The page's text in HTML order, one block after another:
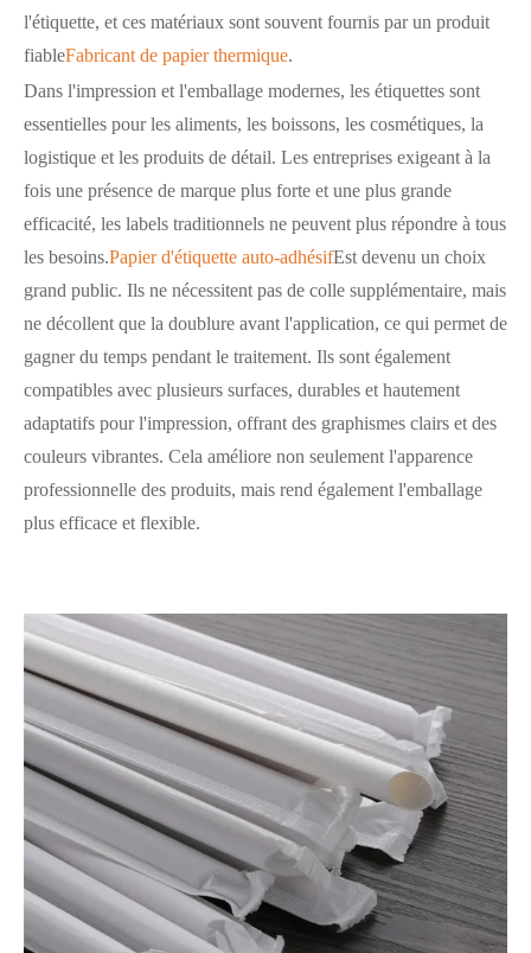
l'étiquette, et ces matériaux sont souvent fournis par un produit
fiableFabricant de papier thermique.
Dans l'impression et l'emballage modernes, les étiquettes sont
essentielles pour les aliments, les boissons, les cosmétiques, la
logistique et les produits de détail. Les entreprises exigeant à la
fois une présence de marque plus forte et une plus grande
efficacité, les labels traditionnels ne peuvent plus répondre à tous
les besoins.Papier d'étiquette auto-adhésifEst devenu un choix
grand public. Ils ne nécessitent pas de colle supplémentaire, mais
ne décollent que la doublure avant l'application, ce qui permet de
gagner du temps pendant le traitement. Ils sont également
compatibles avec plusieurs surfaces, durables et hautement
adaptatifs pour l'impression, offrant des graphismes clairs et des
couleurs vibrantes. Cela améliore non seulement l'apparence
professionnelle des produits, mais rend également l'emballage
plus efficace et flexible.